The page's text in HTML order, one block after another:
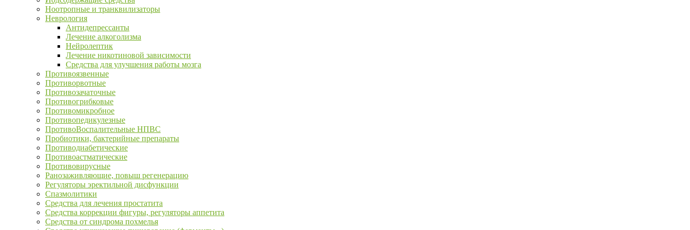
Ноотропные и транквилизаторы
Неврология
Антидепрессанты
Лечение алкоголизма
Нейролептик
Лечение никотиновой зависимости
Средства для улучшения работы мозга
Противоязвенные
Противорвотные
Противозачаточные
Противогрибковые
Противомикробное
Противопедикулезные
ПротивоВоспалительные НПВС
Пробиотики, бактерийные препараты
Противодиабетические
Противоастматические
Противовирусные
Ранозаживляющие, повыш регенерацию
Регуляторы эректильной дисфункции
Спазмолитики
Средства для лечения простатита
Средства коррекции фигуры, регуляторы аппетита
Средства от синдрома похмелья